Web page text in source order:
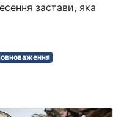
застави, яка